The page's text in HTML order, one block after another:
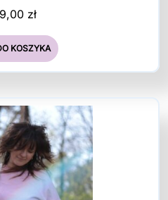
zł
KOSZYKA